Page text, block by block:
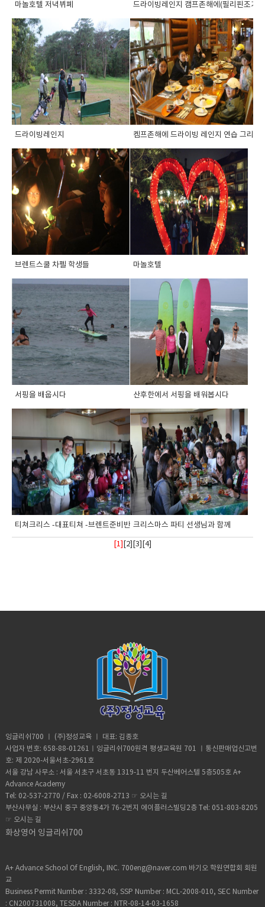
마놀호텔 저녁뷔폐 드라이빙레인지 캠프존해에(필리핀조기
드라이빙레인지 켐프존해에 드라이빙 레인지 연습 그리고
브렌트스쿨 차펠 학생들 마놀호텔
서핑을 배웁시다 산후한에서 서핑을 배워봅시다
티쳐크리스 -대표티쳐 -브렌트준비반 선생...크리스마스 파티 선생님과 함께
[1] 2][ 3 4]
잉글리쉬700 ㅣ (주)정성교육 ㅣ 대표: 김종호
사업자 번호: 658-88-01261ㅣ잉글리쉬700원격 평생교육원 701 ㅣ통신판매업신고번
호: 제 2020-서울서초-2961호
서울 강남 사무소 : 서울 서초구 서초동 1319-11 번지 두산베어스텔 5층505호 A+
Advance Academy
Tel: 02-537-2770 / Fax : 02-6008-2713 ☞ 오시는 길
부산사무실 : 부산시 중구 중앙동4가 76-2번지 에이플러스빌딩2층 Tel: 051-803-8205
☞ 오시는 길
화상영어 잉글리쉬700
A+ Advance School Of English, INC. 700eng@naver.com 바기오 학원연합회 회원
교
Business Permit Number : 3332-08, SSP Number : MCL-2008-010, SEC Number
: CN200731008, TESDA Number : NTR-08-14-03-1658